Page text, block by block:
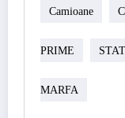
Camioane
PRIME
MARFA